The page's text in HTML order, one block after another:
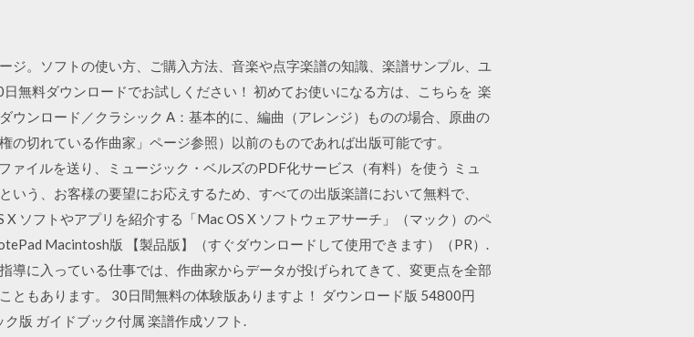
ジ。ソフトの使い方、ご購入方法、音楽や点字楽譜の知識、楽譜サンプル、ユ
無料ダウンロードでお試しください！ 初めてお使いになる方は、こちらを 楽
ウンロード／クラシック A：基本的に、編曲（アレンジ）ものの場合、原曲の
切れている作曲家」ページ参照）以前のものであれば出版可能です。
ァイルを送り、ミュージック・ベルズのPDF化サービス（有料）を使う ミュ
う、お客様の要望にお応えするため、すべての出版楽譜において無料で、
ソフトやアプリを紹介する「Mac OS X ソフトウェアサーチ」（マック）のペ
Macintosh版 【製品版】（すぐダウンロードして使用できます）（PR）.
に入っている仕事では、作曲家からデータが投げられてきて、変更点を全部
ともあります。 30日間無料の体験版ありますよ！ ダウンロード版 54800円
版 ガイドブック付属 楽譜作成ソフト.